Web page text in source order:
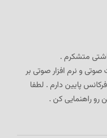
متشکرم .
صوتی و نرم افزار صوتی بر
پایین دارم . لطفا
رو راهنمایی کن .